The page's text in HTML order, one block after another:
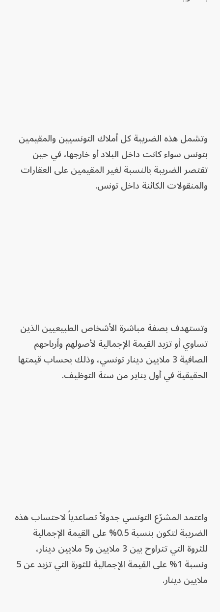
وتشمل هذه الضريبة كل أملاك التونسيين والمقيمين
بتونس سواء كانت داخل البلاد أو خارجها، في حين
تقتصر الضريبة بالنسبة لغير المقيمين على العقارات
والمنقولات الكائنة داخل تونس.
وتستهدف بصفة مباشرة الأشخاص الطبيعيين الذين
تساوي أو تزيد القيمة الإجمالية لأصولهم وأرباحهم
الصافية 3 ملايين دينار تونسي، وذلك بحساب قيمتها
الحقيقية في أول يناير من سنة التوظيف.
واعتمد المشرّع التونسي جدولاً تصاعدياً لاحتساب هذه
الضريبة لتكون بنسبة 0.5% على القيمة الإجمالية
للثروة التي تتراوح بين 3 ملايين و5 ملايين دينار،
ونسبة 1% على القيمة الإجمالية للثورة التي تزيد عن 5
ملايين دينار.